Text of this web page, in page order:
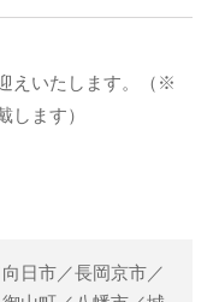
えいたします。（※
します）
日市／長岡京市／